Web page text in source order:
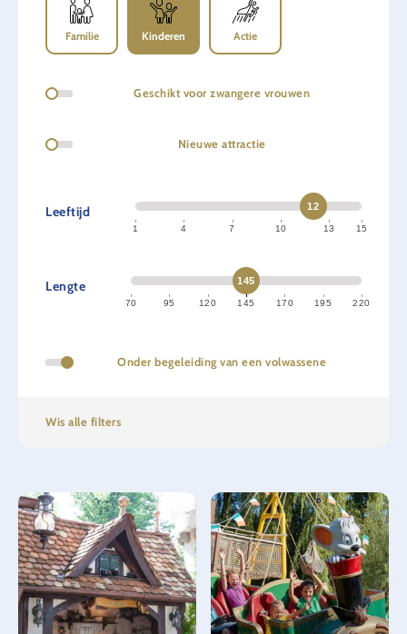
Familie Kinderen Actie
Geschikt voor zwangere vrouwen
Nieuwe attractie
Leeftijd 12
1 4 7 10 13 15
Lengte 145
70 95 120 145 170 195 220
Onder begeleiding van een volwassene
Wis alle filters